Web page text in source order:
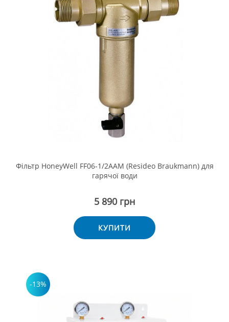
Фільтр HoneyWell FF06-1/2ААМ (Resideo Braukmann) для
гарячої води
5 890 грн
КУПИТИ
-13%